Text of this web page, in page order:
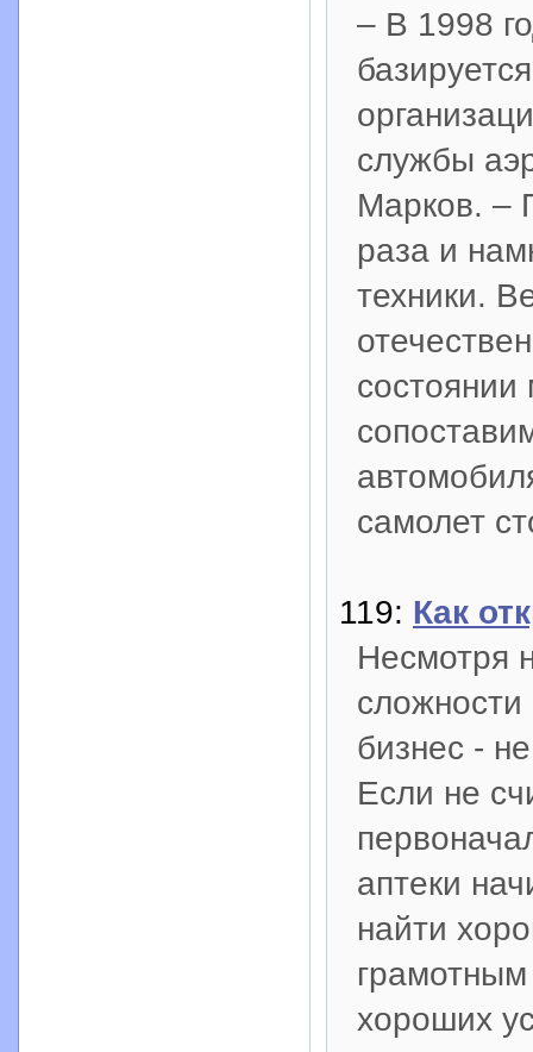
– В 1998
службы
Марков. –
раза и
техники.
состоянии
самолет
119: Как
Несмотря
бизнес -
Если не
аптеки
найти
хороших